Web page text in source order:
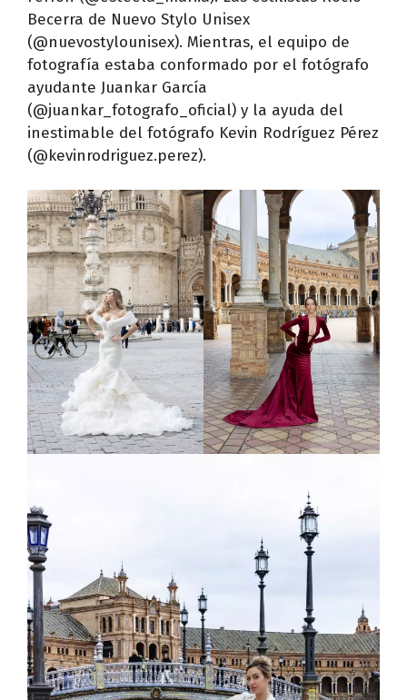
Becerra de Nuevo Stylo Unisex
(@nuevostylounisex). Mientras, el equipo de
fotografía estaba conformado por el fotógrafo
ayudante Juankar García
(@juankar_fotografo_oficial) y la ayuda del
inestimable del fotógrafo Kevin Rodríguez Pérez
(@kevinrodriguez.perez).